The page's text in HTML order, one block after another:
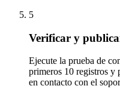
5
Verificar y
Ejecute la prueba de
primeros 10 registros y
en contacto con el